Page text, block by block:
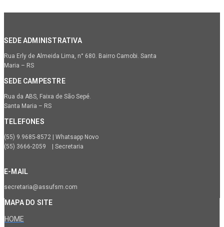
SEDE ADMINISTRATIVA
Rua Erly de Almeida Lima, n° 680. Bairro Camobi. Santa
Maria – RS
SEDE CAMPESTRE
Rua da ABS, Faixa de São Sepé.
Santa Maria – RS
TELEFONES
(55) 9.9685-8572 | Whatsapp Novo
(55) 3666-2059 | Secretaria
E-MAIL
secretaria@assufsm.com
MAPA DO SITE
HOME